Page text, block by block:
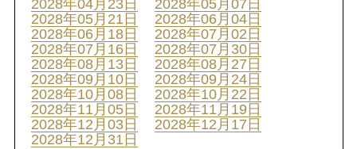
2028年04月23日
2028年05月07日
2028年05月21日
2028年06月04日
2028年06月18日
2028年07月02日
2028年07月16日
2028年07月30日
2028年08月13日
2028年08月27日
2028年09月10日
2028年09月24日
2028年10月08日
2028年10月22日
2028年11月05日
2028年11月19日
2028年12月03日
2028年12月17日
2028年12月31日